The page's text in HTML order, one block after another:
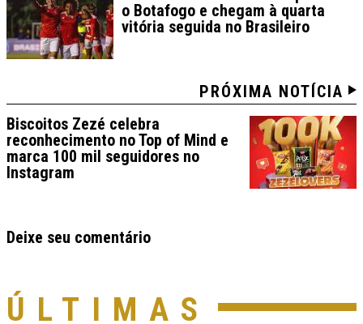
o Botafogo e chegam à quarta
vitória seguida no Brasileiro
PRÓXIMA NOTÍCIA
Biscoitos Zezé celebra
reconhecimento no Top of Mind e
marca 100 mil seguidores no
Instagram
Deixe seu comentário
ÚLTIMAS